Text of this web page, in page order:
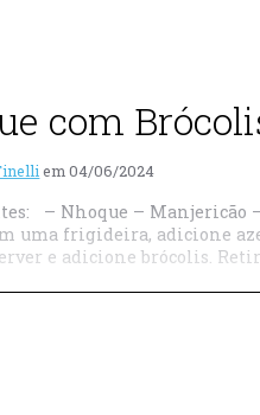
com
em 04/06/2024
– Nhoque – Manjericão
uma frigideira, adicione
e adicione brócolis.